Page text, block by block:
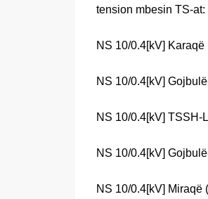
tension mbesin TS-at:
NS 10/0.4[kV]
NS 10/0.4[kV]
NS 10/0.4[kV] TSSH-
NS 10/0.4[kV]
NS 10/0.4[kV] Miraqë